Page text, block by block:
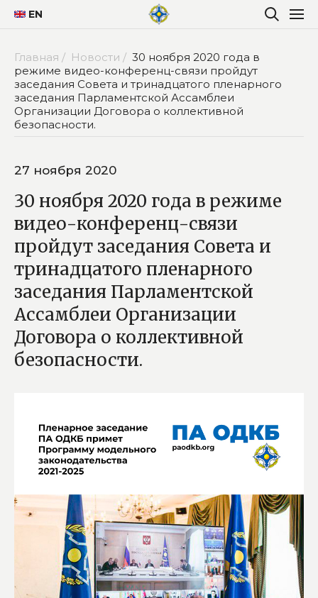
EN
Главная / Новости / 30 ноября 2020 года в
режиме видео-конференц-связи пройдут
заседания Совета и тринадцатого пленарного
заседания Парламентской Ассамблеи
Организации Договора о коллективной
безопасности.
27 ноября 2020
30 ноября 2020 года в режиме
видео-конференц-связи
пройдут заседания Совета и
тринадцатого пленарного
заседания Парламентской
Ассамблеи Организации
Договора о коллективной
безопасности.